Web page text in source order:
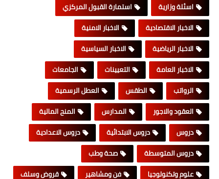
اسئلة وزارية
استمارة القبول المركزي
الاخبار الاقتصادية
الاخبار الامنية
الاخبار الرياضية
الاخبار السياسية
الاخبار العامة
التعيينات
الجامعات
الرواتب
الطقس
العطل الرسمية
العقود والاجور
المدارس
المنح المالية
دروس
دروس الابتدائية
دروس الاعدادية
دروس المتوسطة
صحة وطب
علوم وتكنولوجيا
فن ومشاهير
قروض وسلف